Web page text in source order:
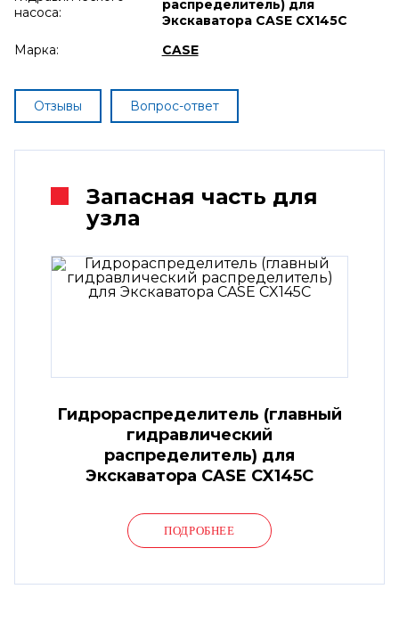
насоса:
распределитель) для
Экскаватора CASE CX145C
Марка:
CASE
Отзывы Вопрос-ответ
Запасная часть для
узла
Гидрораспределитель (главный
гидравлический
распределитель) для
Экскаватора CASE CX145C
ПОДРОБНЕЕ